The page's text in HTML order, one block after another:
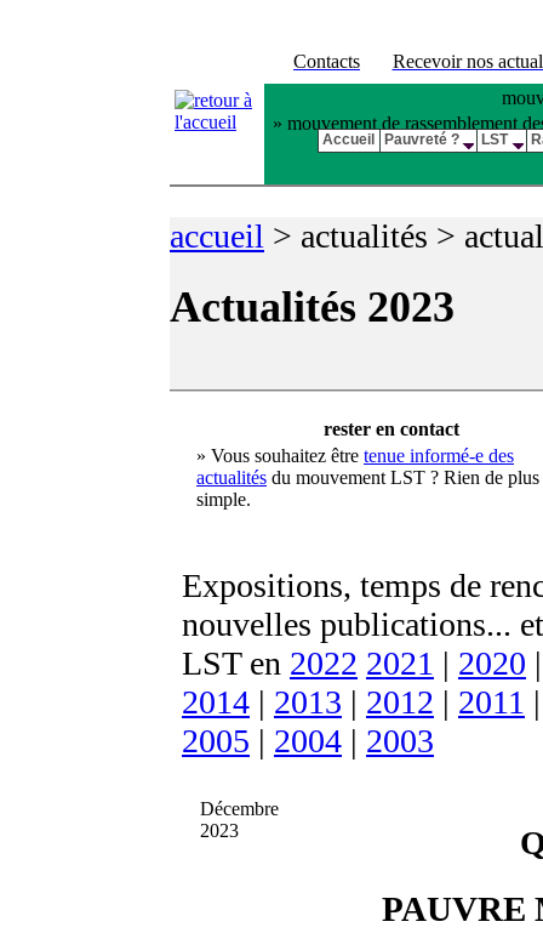
Contacts
Recevoir nos
» mouvement de rassemblement
accueil > actualités >
Actualités 2023
rester en contact
» Vous souhaitez être tenue informé-e des
actualités du mouvement LST ? Rien de plus
simple.
Expositions, temps de
nouvelles publications...
LST en 2022 2021 | 2020
2014 | 2013 | 2012 | 2011
2005 | 2004 | 2003
Décembre
2023
PAUVRE
Accueil Pauvreté ? LST